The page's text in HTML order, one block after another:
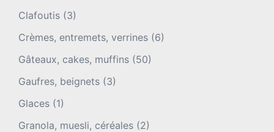
Clafoutis (3)
Crèmes, entremets, verrines (6)
Gâteaux, cakes, muffins (50)
Gaufres, beignets (3)
Glaces (1)
Granola, muesli, céréales (2)